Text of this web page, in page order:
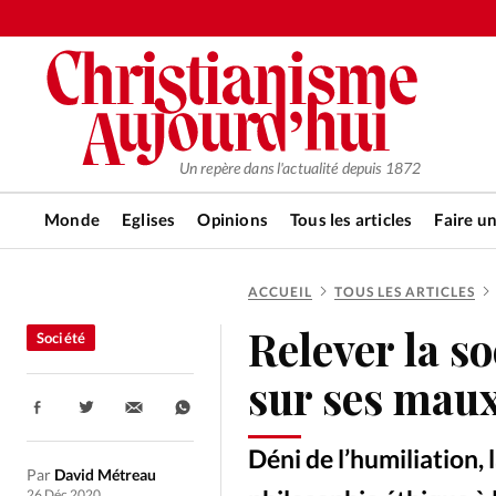
Un repère dans l'actualité depuis 1872
Monde Eglises Opinions Tous les articles Faire
RUBRIQUES
Tous les articles
Actualité
Actualité internationale
ACCUEIL TOUS LES ARTICLES
Relever la
sur ses
Déni de
Société
Par David Métreau
Partager: